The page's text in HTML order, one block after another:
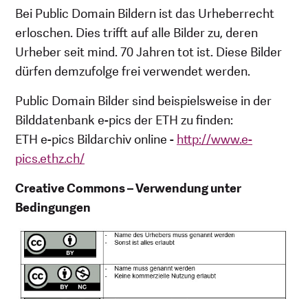
Bei Public Domain Bildern ist das Urheberrecht
erloschen. Dies trifft auf alle Bilder zu, deren
Urheber seit mind. 70 Jahren tot ist. Diese Bilder
dürfen demzufolge frei verwendet werden.
Public Domain Bilder sind beispielsweise in der
Bilddatenbank e-pics der ETH zu finden:
ETH e-pics Bildarchiv online -http://www.e-
pics.ethz.ch/
Creative Commons – Verwendung unter
Bedingungen